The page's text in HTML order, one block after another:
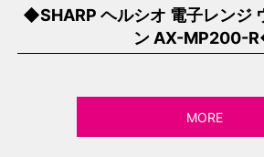
◆SHARP ヘルシオ 電子レンジ
ン AX-MP200-
MORE